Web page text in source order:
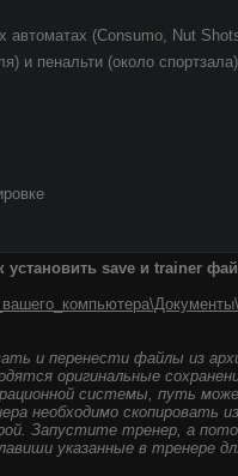
(Consumo, Nut
и пенальти (около спортзала)
установить save и trainer
и перенести файлы из
оригинальные
системы, путь
необходимо скопировать
Запустите тренер, а
указанные в тренере